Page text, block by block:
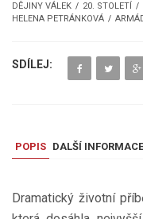
DĚJINY VÁLEK 20. STOLETÍ
HELENA PETRÁNKOVÁ
SDÍLEJ:
POPIS DALŠÍ INFORMACE
Dramatický životní